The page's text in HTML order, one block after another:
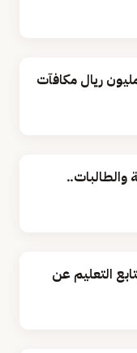
محايل عسير تعتمد صرف 38 مليون ريال مكافآت
والطالبات..
التعليم عن